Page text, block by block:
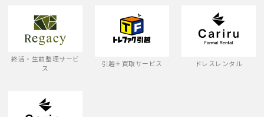
終活・生前整理サービ
ス
引越＋買取サービス ドレスレンタル